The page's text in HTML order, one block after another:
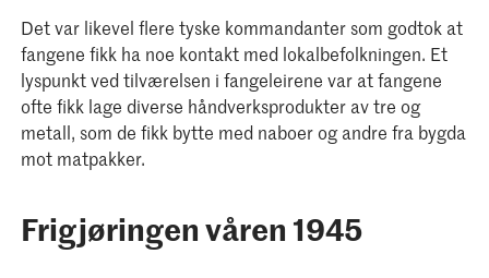
Det var likevel flere tyske kommandanter som godtok at
fangene fikk ha noe kontakt med lokalbefolkningen. Et
lyspunkt ved tilværelsen i fangeleirene var at fangene
ofte fikk lage diverse håndverksprodukter av tre og
metall, som de fikk bytte med naboer og andre fra bygda
mot matpakker.
Frigjøringen våren 1945